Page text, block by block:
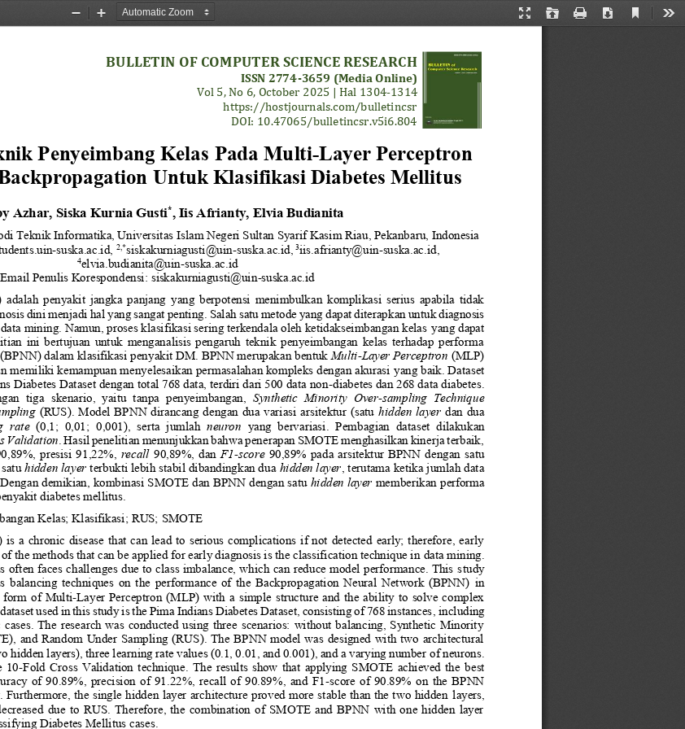
Presentation
Open Print Download
Current
Zoom
Zoom
BULLETIN OF COMPUTER SCIENCE RESEARCH
ISSN 2774-3659 (Media Online)
Vol 5, No 6 October 2025 | Hal 1304-1314
https://hostjournals.com/bulletincsr
DOI: 10.47065/bulletincsr.v5i6.804
Penyeimbang Kelas Pada Multi-Layer Perceptron
Untuk Klasifikasi Diabetes Mellitus
Azhar, Siska Kurnia Gusti* Iis Afrianty, Elvia Budianita
di Teknik Informatika, Universitas Islam Negeri Sultan Syarif Kasim Riau, Pekanbaru, Indonesia
-suska.ac.id 2,*siskakurniagusti@uin-suska.ac.id 3iis.afrianty@uin-suska.ac.id
4elvia.budianita@uin-suska.ac.id
Email Penulis Korespondensi: siskakurniagusti@uin-suska.ac.id
adalah penyakit jangka  panjang yang  berpotensi  menimbulkan  komplikasi  serius  apabila  tidak
dini menjadi hal yang sangat penting. Salah satu metode yang dapat diterapkan untuk diagnosis
mining. Namun, proses klasifikasi sering terkendala oleh ketidakseimbangan kelas yang dapat
ini  bertujuan  untuk  menganalisis  pengaruh  teknik  penyeimbangan  kelas  terhadap  performa
(BPNN) dalam klasifikasi penyakit DM. BPNN merupakan bentuk Multi-Layer Perceptron (MLP)
memiliki kemampuan menyelesaikan permasalahan kompleks dengan akurasi yang baik. Dataset
Diabetes Dataset dengan total 768 data, terdiri dari 500 data non-diabetes dan 268 data diabetes.
tiga  skenario,  yaitu  tanpa  penyeimbangan, Synthetic  Minority  Over-sampling  Technique
(RUS).  Model  BPNN dirancang dengan dua variasi  arsitektur  (satu hidden  layer dan dua
rate (0,1;  0,01;  0,001),  serta  jumlah neuron yang  bervariasi. Pembagian  dataset dilakukan
Validation . Hasil penelitian menunjukkan bahwa penerapan SMOTE menghasilkan kinerja terbaik,
89%,  presisi  91 ,22%, recall 90, 89%,  dan F1-score 90, 89%  pada  arsitektur  BPNN  dengan  satu
hidden layer terbukti lebih stabil dibandingkan dua hidden layer terutama ketika jumlah data
Dengan demikian, kombinasi SMOTE dan BPNN dengan satu hidden layer memberikan performa
diabetes mellitus.
Kelas; Klasifikasi; RUS; SMOTE
a  chronic  disease that  can  lead to  serious  complications  if not  detected  early;  therefore,  early
the methods that can be applied for early diagnosis is the classification technique in data mining.
often faces challenges due to class imbalance, which can reduce model performance. This study
balancing  techniques  on  the  performance  of  the  Backpropagation  Neural  Network  (BPNN) in
form  of  Multi-Layer  Perceptron  (MLP)  with  a  simple  structure  and  the  ability to  solve  complex
used in this study is the Pima Indians Diabetes Dataset, consisting of 768 instances , including
cases.  The  research was  conducted using  three  scenarios:  without balancing,  Synthetic  Minority
and Random Under Sampling (RUS). The BPNN model was designed with two architectural
hidden layers), three learning rate values (0.1, 0.01, and 0.001), and a varying number of neurons.
10-Fold  Cross  Validation  technique.  The  results  show  that  applying  SMOTE  achieved  the best
of  90.89%,  precision  of  91.22%,  recall  of  90.89%,  and  F1-score  of  90.89%  on  the  BPNN
the single hidden layer architecture proved more stable than the two hidden layers,
due  to  RUS.  Therefore,  the  combination  of  SMOTE  and  BPNN  with  one  hidden  layer
Diabetes Mellitus cases